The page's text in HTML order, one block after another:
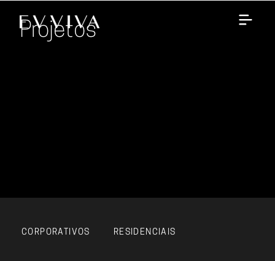
Projetos
CORPORATIVOS RESIDENCIAIS